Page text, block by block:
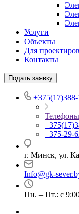
Услуги
Объекты
Для
Контакты
Подать заявку
Телефоны
+375-29-
г. Минск, ул.
Info@gk-
Пн. – Пт.: с